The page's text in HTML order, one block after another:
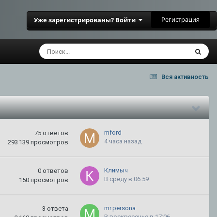
Уже зарегистрированы? Войти Регистрация
Вся активность
75 ответов
293 139 просмотров
mford
4 часа назад
0 ответов
150 просмотров
Климыч
В среду в 06:59
3 ответа
mr.persona